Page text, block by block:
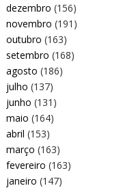
dezembro (156)
novembro (191)
outubro (163)
setembro (168)
agosto (186)
julho (137)
junho (131)
maio (164)
abril (153)
março (163)
fevereiro (163)
janeiro (147)